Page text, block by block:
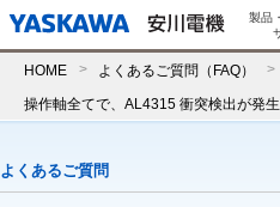
製品
HOME よくあるご質問（FAQ）
操作軸全てで、AL4315 衝突検出が発生
よくあるご質問